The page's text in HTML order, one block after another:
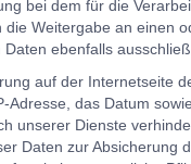
bei dem für die
die Weitergabe an einen
ebenfalls
auf der Internetseite
Adresse, das Datum
unserer Dienste
Daten zur Absicherung